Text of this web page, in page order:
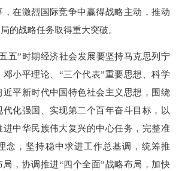
在激烈国际竞争中赢得战略主动，推动
的战略任务取得重大突破。
五”时期经济社会发展要坚持马克思列宁
小平理论、“三个代表”重要思想、科学
平新时代中国特色社会主义思想，围绕
化强国、实现第二个百年奋斗目标，以
中华民族伟大复兴的中心任务，完整准
念，坚持稳中求进工作总基调，统筹推
局，协调推进“四个全面”战略布局，加快